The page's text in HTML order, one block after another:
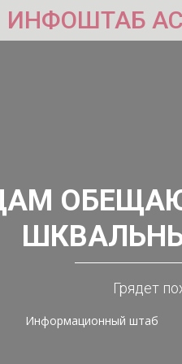
ИНФОШТАБ
Грядет
Информационный штаб